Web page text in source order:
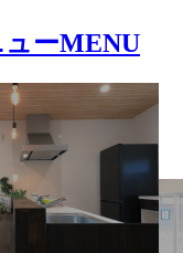
ーMENU